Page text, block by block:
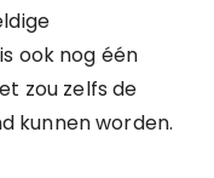
ook nog één
zou zelfs de
kunnen worden.